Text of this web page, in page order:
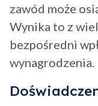
zawód może
Wynika to z
bezpośredni
wynagrodzenia.